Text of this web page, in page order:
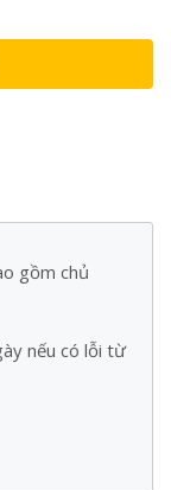
gồm chủ
nếu có lỗi từ